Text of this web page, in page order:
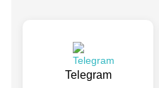
Telegram